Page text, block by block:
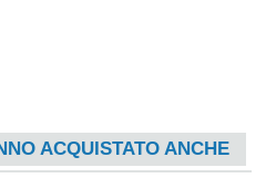
ACQUISTATO ANCHE